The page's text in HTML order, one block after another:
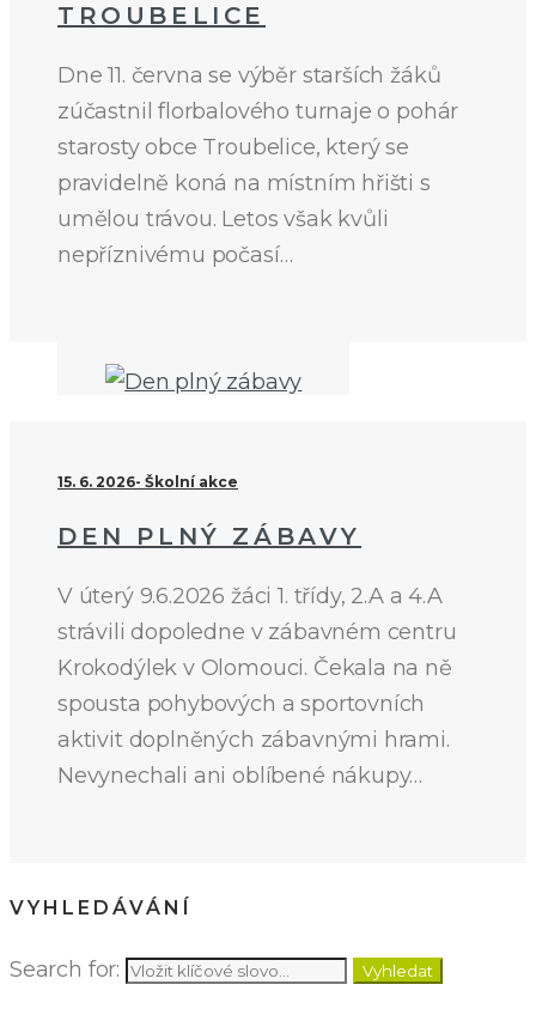
TROUBELICE
Dne 11. června se výběr starších žáků
zúčastnil florbalového turnaje o pohár
starosty obce Troubelice, který se
pravidelně koná na místním hřišti s
umělou trávou. Letos však kvůli
nepříznivému počasí…
15. 6. 2026 Školní akce
DEN PLNÝ ZÁBAVY
V úterý 9.6.2026 žáci 1. třídy, 2.A a 4.A
strávili dopoledne v zábavném centru
Krokodýlek v Olomouci. Čekala na ně
spousta pohybových a sportovních
aktivit doplněných zábavnými hrami.
Nevynechali ani oblíbené nákupy…
VYHLEDÁVÁNÍ
Search for: Vyhledat